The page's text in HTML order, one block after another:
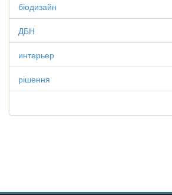
біодизайн
ДБН
интерьер
рішення